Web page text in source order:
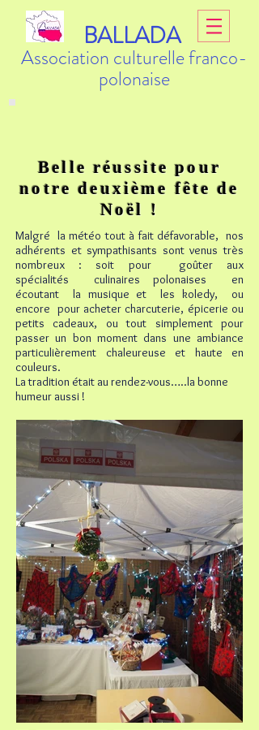
BALLADA
Association culturelle franco-
polonaise
Belle réussite pour
notre deuxième fête de
Noël !
Malgré la météo tout à fait défavorable, nos
adhérents et sympathisants sont venus très
nombreux : soit pour goûter aux
spécialités culinaires polonaises en
écoutant la musique et les koledy, ou
encore pour acheter charcuterie, épicerie ou
petits cadeaux, ou tout simplement pour
passer un bon moment dans une ambiance
particulièrement chaleureuse et haute en
couleurs.
La tradition était au rendez-vous…..la bonne
humeur aussi !